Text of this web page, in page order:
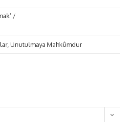
/
Unutulmaya Mahkûmdur